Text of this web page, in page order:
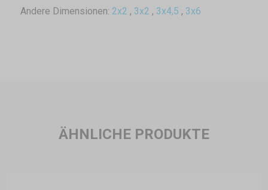
Andere Dimensionen: 2x2 , 3x2 , 3x4,5 , 3x6
ÄHNLICHE PRODUKTE